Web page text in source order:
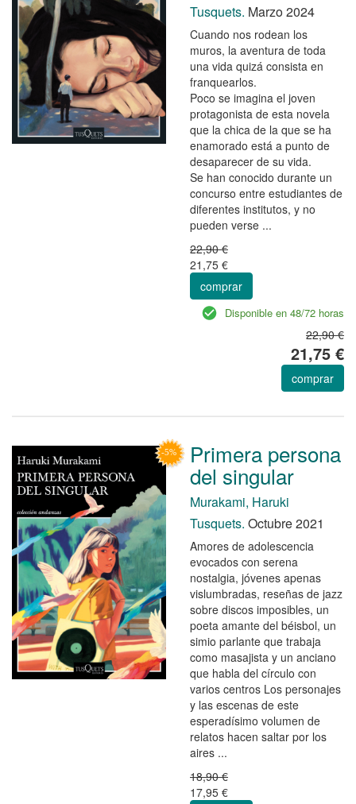
Tusquets. Marzo 2024
Cuando nos rodean los
muros, la aventura de toda
una vida quizá consista en
franquearlos.
Poco se imagina el joven
protagonista de esta novela
que la chica de la que se ha
enamorado está a punto de
desaparecer de su vida.
Se han conocido durante un
concurso entre estudiantes de
diferentes institutos, y no
pueden verse ...
22,90 €
21,75 €
comprar
Disponible en 48/72 horas
22,90 €
21,75 €
comprar
Primera persona
del singular
Murakami, Haruki
Tusquets. Octubre 2021
Amores de adolescencia
evocados con serena
nostalgia, jóvenes apenas
vislumbradas, reseñas de jazz
sobre discos imposibles, un
poeta amante del béisbol, un
simio parlante que trabaja
como masajista y un anciano
que habla del círculo con
varios centros Los personajes
y las escenas de este
esperadísimo volumen de
relatos hacen saltar por los
aires ...
18,90 €
17,95 €